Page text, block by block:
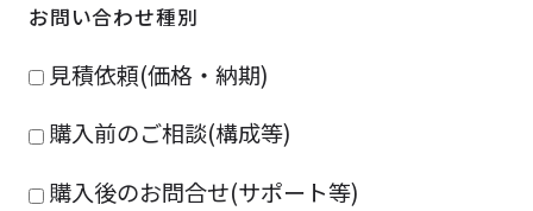
お問い合わせ種別
見積依頼(価格・納期)
購入前のご相談(構成等)
購入後のお問合せ(サポート等)